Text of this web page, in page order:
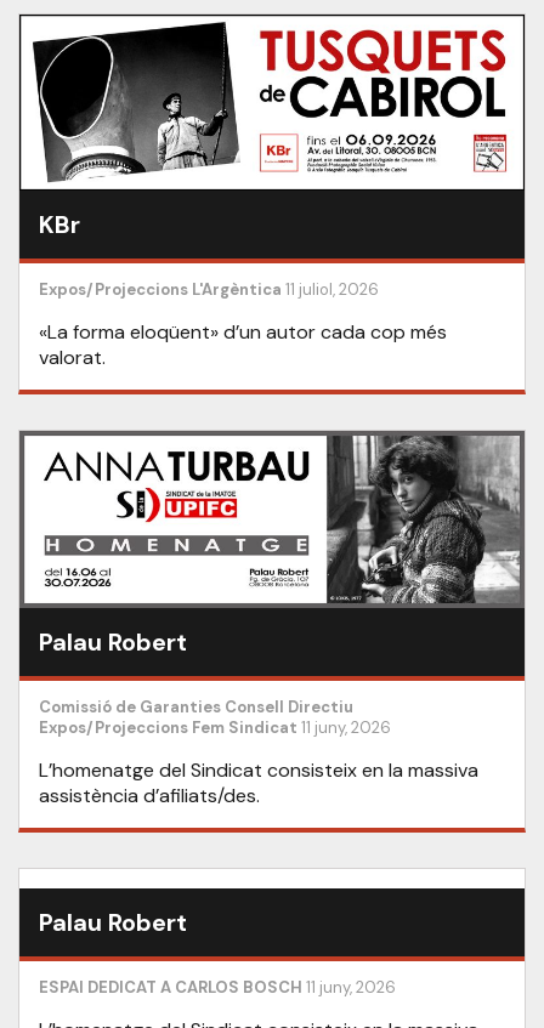
KBr
Expos/Projeccions L'Argèntica 11 juliol, 2026
«La forma eloqüent» d’un autor cada cop més
valorat.
Palau Robert
Comissió de Garanties Consell Directiu
Expos/Projeccions Fem Sindicat 11 juny, 2026
L’homenatge del Sindicat consisteix en la massiva
assistència d’afiliats/des.
Palau Robert
ESPAI DEDICAT A CARLOS BOSCH 11 juny, 2026